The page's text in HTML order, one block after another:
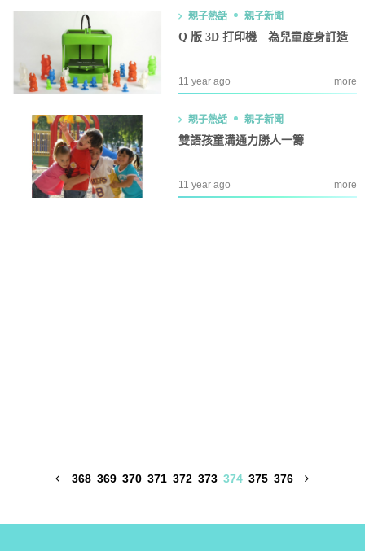
親子熱話 親子新聞
Q 版 3D 打印機 為兒童度身訂造
11 year ago more
親子熱話 親子新聞
雙語孩童溝通力勝人一籌
11 year ago more
368 369 370 371 372 373 374 375 376